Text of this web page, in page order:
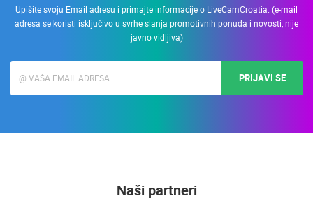
Upišite svoju Email adresu i primajte informacije o LiveCamCroatia. (e-mail
adresa se koristi isključivo u svrhe slanja promotivnih ponuda i novosti, nije
javno vidljiva)
PRIJAVI SE
Naši partneri